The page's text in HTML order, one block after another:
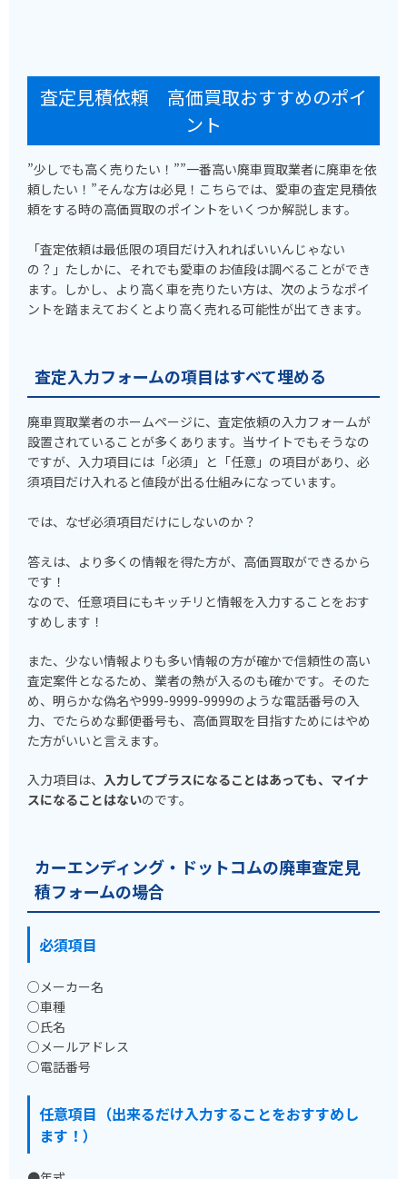
査定見積依頼 高価買取おすすめのポイ
ント
”少しでも高く売りたい！””一番高い廃車買取業者に廃車を依
頼したい！”そんな方は必見！こちらでは、愛車の査定見積依
頼をする時の高価買取のポイントをいくつか解説します。
「査定依頼は最低限の項目だけ入れればいいんじゃない
の？」たしかに、それでも愛車のお値段は調べることができ
ます。しかし、より高く車を売りたい方は、次のようなポイ
ントを踏まえておくとより高く売れる可能性が出てきます。
査定入力フォームの項目はすべて埋める
廃車買取業者のホームページに、査定依頼の入力フォームが
設置されていることが多くあります。当サイトでもそうなの
ですが、入力項目には「必須」と「任意」の項目があり、必
須項目だけ入れると値段が出る仕組みになっています。
では、なぜ必須項目だけにしないのか？
答えは、より多くの情報を得た方が、高価買取ができるから
です！
なので、任意項目にもキッチリと情報を入力することをおす
すめします！
また、少ない情報よりも多い情報の方が確かで信頼性の高い
査定案件となるため、業者の熱が入るのも確かです。そのた
め、明らかな偽名や999-9999-9999のような電話番号の入
力、でたらめな郵便番号も、高価買取を目指すためにはやめ
た方がいいと言えます。
入力項目は、 入力してプラスになることはあっても、マイナ
スになることはないのです。
カーエンディング・ドットコムの廃車査定見
積フォームの場合
必須項目
○メーカー名
○車種
○氏名
○メールアドレス
○電話番号
任意項目（出来るだけ入力することをおすすめし
ます！）